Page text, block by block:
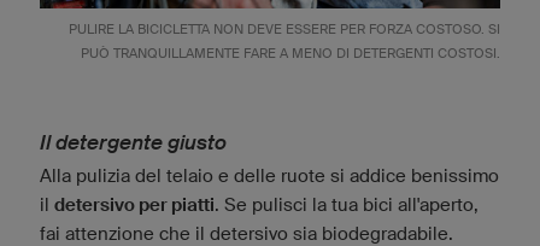
PULIRE LA BICICLETTA NON DEVE ESSERE PER FORZA COSTOSO. SI
PUÒ TRANQUILLAMENTE FARE A MENO DI DETERGENTI COSTOSI.
Il detergente giusto
Alla pulizia del telaio e delle ruote si addice benissimo
il detersivo per piatti. Se pulisci la tua bici all'aperto,
fai attenzione che il detersivo sia biodegradabile.